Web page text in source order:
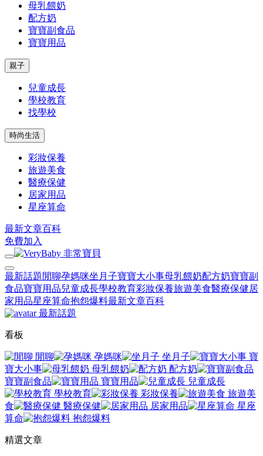
母乳餵奶
配方奶
寶寶副食品
寶寶用品
親子
兒童成長
學校教育
找學校
時尚生活
彩妝保養
旅遊美食
醫療保健
居家用品
星座算命
最新文章百科
免費加入
最新話題 閒聊孕媽咪坐月子寶寶大小事母乳餵奶配方奶寶寶副
食品寶寶用品兒童成長學校教育彩妝保養旅遊美食醫療保健居
家用品星座算命抱怨爆料最新文章百科
最新話題
看板
閒聊 孕媽咪 坐月子
寶
寶大小事
母乳餵奶
配方奶
寶寶副食品
寶寶用品
兒童成長
學校教育
彩妝保養
旅遊美
食
醫療保健 居家用品
星座
算命
抱怨爆料
精選文章